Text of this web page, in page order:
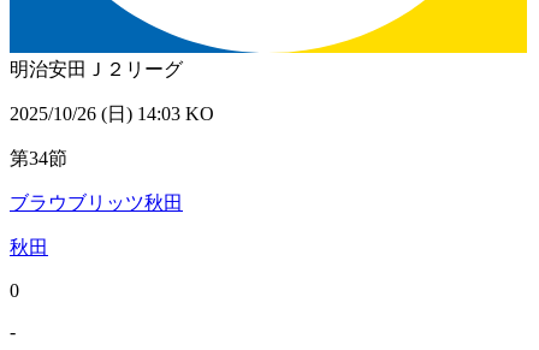
明治安田Ｊ２リーグ
2025/10/26 (日) 14:03 KO
第34節
ブラウブリッツ秋田
秋田
0
-